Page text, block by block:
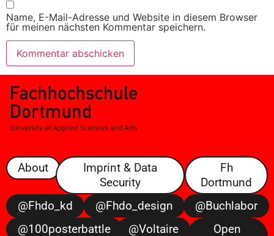
Name, E-Mail-Adresse und Website in diesem Browser
für meinen nächsten Kommentar speichern.
About
Imprint & Data
Security
Fh
Dortmund
@fhdo_kd
@fhdo_design
@buchlabor
@100posterbattle
@voltaire
Open